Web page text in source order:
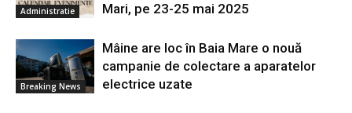
Administratie
Mari, pe 23-25 mai 2025
Breaking News
Mâine are loc în Baia Mare o nouă
campanie de colectare a aparatelor
electrice uzate